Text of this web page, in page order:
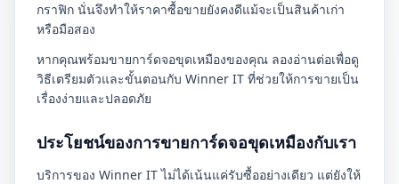
กราฟิก นั่นจึงทำให้ราคาซื้อขายยังคงดีแม้จะเป็นสินค้าเก่า
หรือมือสอง
หากคุณพร้อมขายการ์ดจอขุดเหมืองของคุณ ลองอ่านต่อเพื่อดู
วิธีเตรียมตัวและขั้นตอนกับ Winner IT ที่ช่วยให้การขายเป็น
เรื่องง่ายและปลอดภัย
ประโยชน์ของการขายการ์ดจอขุดเหมืองกับเรา
บริการของ Winner IT ไม่ได้เน้นแค่รับซื้ออย่างเดียว แต่ยังให้